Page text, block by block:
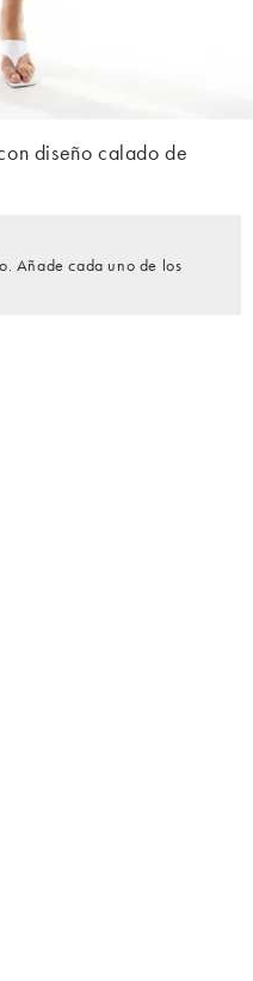
diseño calado de
Añade cada uno de los